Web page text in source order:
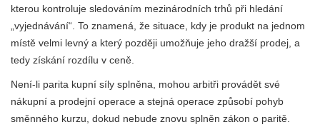
kterou kontroluje sledováním mezinárodních trhů při hledání
„vyjednávání“. To znamená, že situace, kdy je produkt na jednom
místě velmi levný a který později umožňuje jeho dražší prodej, a
tedy získání rozdílu v ceně.
Není-li parita kupní síly splněna, mohou arbitři provádět své
nákupní a prodejní operace a stejná operace způsobí pohyb
směnného kurzu, dokud nebude znovu splněn zákon o paritě.